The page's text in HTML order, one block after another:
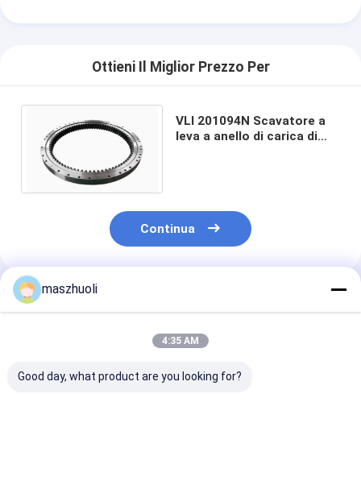
Ottieni Il Miglior Prezzo Per
VLI 201094N Scavatore a
leva a anello di carica di
Continua
Prodotti Raccomandati
maszhuoli
4:35 AM
Good day, what product are you looking for?